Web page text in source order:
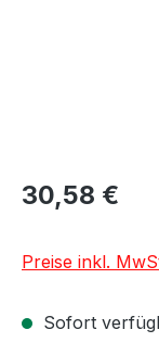
30,58 €
Preise inkl.
Sofort